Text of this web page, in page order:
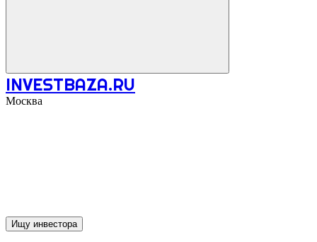
INVESTBAZA.RU
Москва
Ищу инвестора